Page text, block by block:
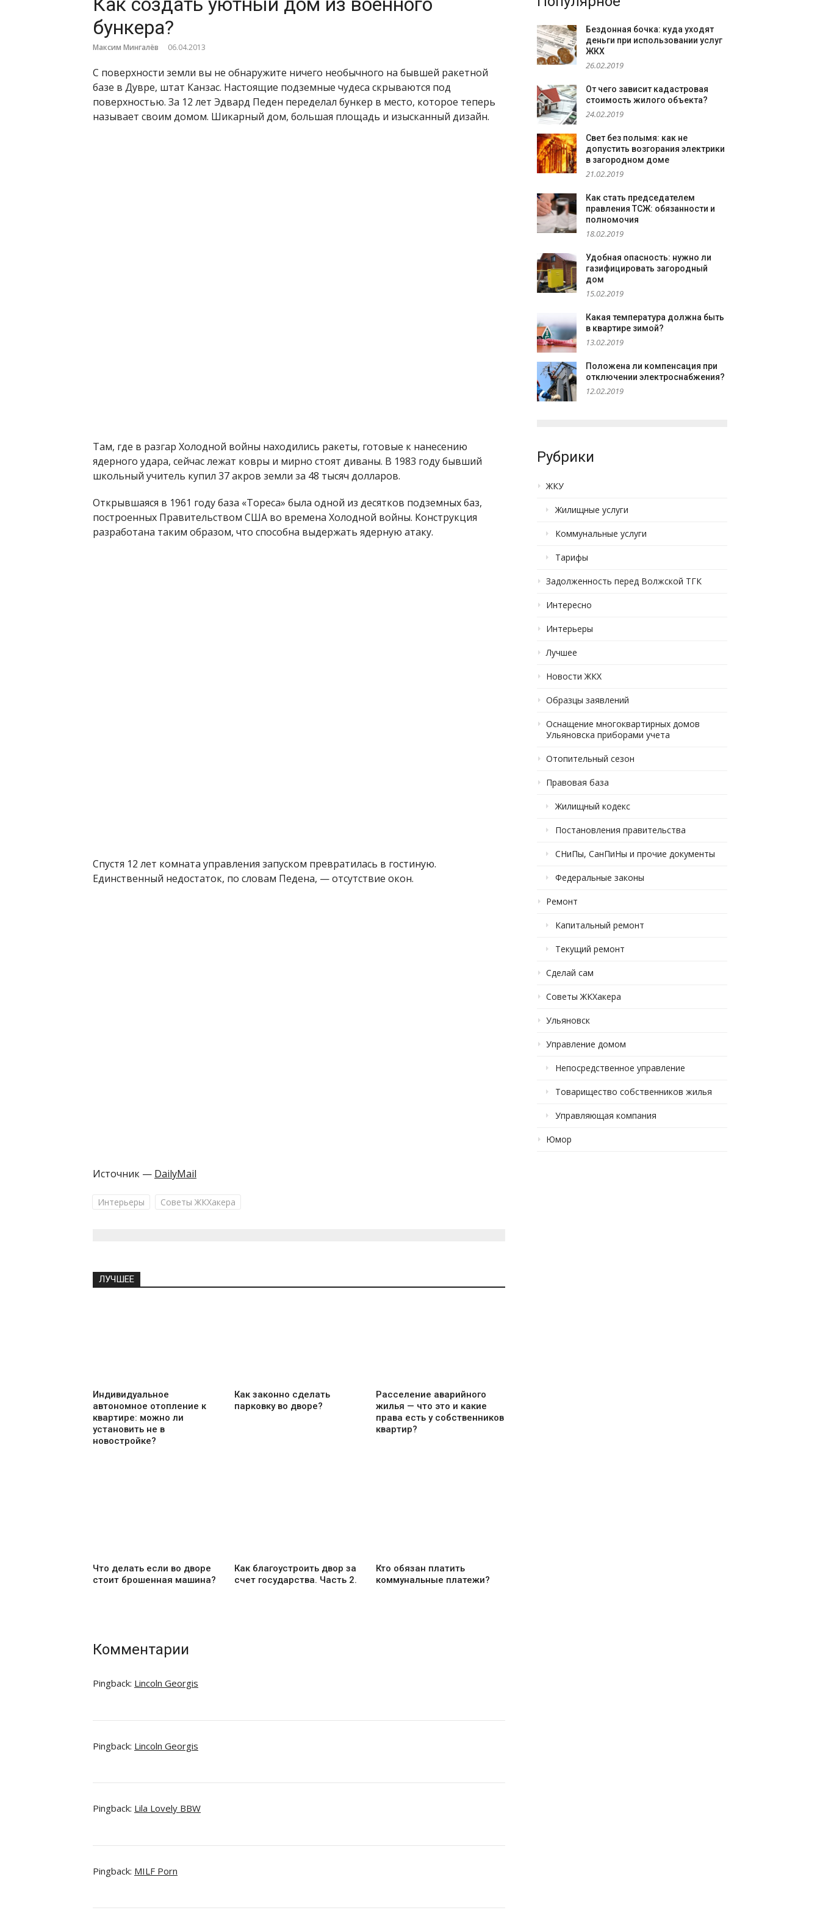
бункера?
Максим Мингалёв 06.04.2013
С поверхности земли вы не обнаружите ничего необычного на бывшей ракетной
базе в Дувре, штат Канзас. Настоящие подземные чудеса скрываются под
поверхностью. За 12 лет Эдвард Педен переделал бункер в место, которое теперь
называет своим домом. Шикарный дом, большая площадь и изысканный дизайн.
Там, где в разгар Холодной войны находились ракеты, готовые к нанесению
ядерного удара, сейчас лежат ковры и мирно стоят диваны. В 1983 году бывший
школьный учитель купил 37 акров земли за 48 тысяч долларов.
Открывшаяся в 1961 году база «Topeca» была одной из десятков подземных баз,
построенных Правительством США во времена Холодной войны. Конструкция
разработана таким образом, что способна выдержать ядерную атаку.
Спустя 12 лет комната управления запуском превратилась в гостиную.
Единственный недостаток, по словам Педена, — отсутствие окон.
Источник — DailyMail
Интерьеры Советы ЖКХакера
ЛУЧШЕЕ
Индивидуальное
автономное отопление к
квартире: можно ли
установить не в
новостройке?
Как законно сделать
парковку во дворе?
Расселение аварийного
жилья — что это и какие
права есть у собственников
квартир?
Что делать если во дворе
стоит брошенная машина?
Как благоустроить двор за
счет государства. Часть 2.
Кто обязан платить
коммунальные платежи?
Комментарии
Pingback: Lincoln Georgis
Pingback: Lincoln Georgis
Pingback: Lila Lovely BBW
Pingback: MILF Porn
Бездонная бочка: куда уходят
деньги при использовании услуг
ЖКХ
26.02.2019
От чего зависит кадастровая
стоимость жилого объекта?
24.02.2019
Свет без полымя: как не
допустить возгорания электрики
в загородном доме
21.02.2019
Как стать председателем
правления ТСЖ: обязанности и
полномочия
18.02.2019
Удобная опасность: нужно ли
газифицировать загородный
дом
15.02.2019
Какая температура должна быть
в квартире зимой?
13.02.2019
Положена ли компенсация при
отключении электроснабжения?
12.02.2019
Рубрики
ЖКУ
Жилищные услуги
Коммунальные услуги
Тарифы
Задолженность перед Волжской ТГК
Интересно
Интерьеры
Лучшее
Новости ЖКХ
Образцы заявлений
Оснащение многоквартирных домов
Ульяновска приборами учета
Отопительный сезон
Правовая база
Жилищный кодекс
Постановления правительства
СНиПы, СанПиНы и прочие документы
Федеральные законы
Ремонт
Капитальный ремонт
Текущий ремонт
Сделай сам
Советы ЖКХакера
Ульяновск
Управление домом
Непосредственное управление
Товарищество собственников жилья
Управляющая компания
Юмор